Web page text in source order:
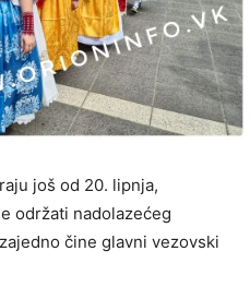
još od 20. lipnja,
održati nadolazećeg
čine glavni vezovski